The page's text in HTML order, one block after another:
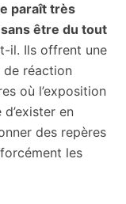
paraît très
être du tout
il. Ils offrent une
de réaction
où l’exposition
en
des repères
les